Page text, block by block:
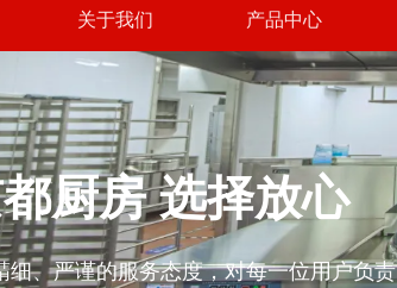
关于我们 产品中心
厨房选择放心
细、严谨的服务态度，对每一位用户负责